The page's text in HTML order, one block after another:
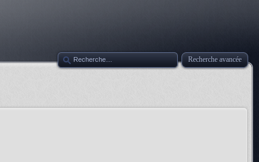
Recherche avancée